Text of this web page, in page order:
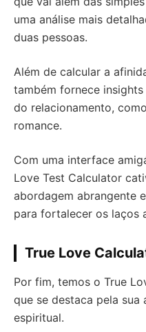
uma análise mais
duas pessoas.
Além de calcular a
também fornece
do relacionamento,
romance.
Com uma interface
Love Test Calculator
abordagem abrangente
para fortalecer os laços
True Love
Por fim, temos o True
que se destaca pela
espiritual.